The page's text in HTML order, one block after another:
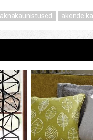
aknakaunistused akende